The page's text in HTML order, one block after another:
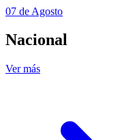
07 de Agosto
Nacional
Ver más